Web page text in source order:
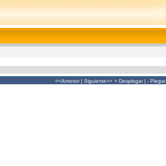
<<Anterior| Siguiente>> + Desplegar| - Plegar